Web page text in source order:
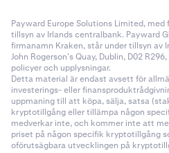
Payward Europe Solutions Limited,
tillsyn av Irlands centralbank. Payward
firmanamn Kraken, står under tillsyn av
John Rogerson’s Quay, Dublin, D02
policyer och upplysningar.
Detta material är endast avsett för
investerings- eller
uppmaning till att köpa, sälja, satsa
kryptotillgång eller tillämpa någon
medverkar inte, och kommer inte att
priset på någon specifik kryptotillgång
oförutsägbara utvecklingen på